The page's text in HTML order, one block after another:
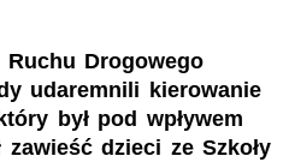
Drogowego
udaremnili kierowanie
był pod wpływem
dzieci ze Szkoły